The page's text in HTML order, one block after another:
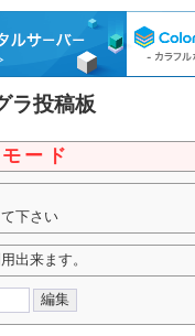
ラ投稿板
ード
下さい
出来ます。